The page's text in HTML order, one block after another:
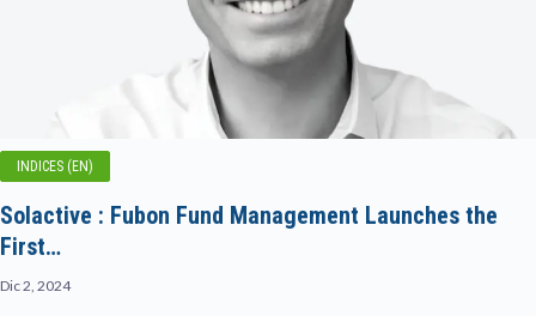
INDICES (EN)
Solactive : Fubon Fund Management Launches the
First…
Dic 2, 2024